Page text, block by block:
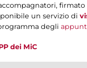
un servizio di
degli
dei MiC